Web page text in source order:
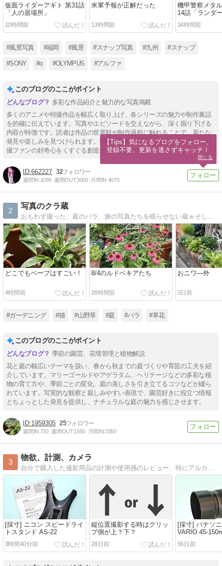
仮面ライダーアギト 第31話
「人の居場所」
10時間前
米軍予報が正解だった
13時間前
機甲警察メタ
14話「ランダ
34時間前
#風景写真 #福岡 #風景 #スナップ写真 #九州 #スナップ
#SONY #α #OLYMPUS #アルファ
このブログのここがポイント
多彩な作品紹介と魅力的な写真掲載
多くのアニメや特撮作品を幅広く取り上げ、各シリーズの魅力や制作裏話
を的確に伝えています。写真やエピソードを交えながら、深く掘り下げる
内容が特徴です。読者は作品の世界観や制作過程に触れることで、新たな
発見や楽しみを見つけられます。情報の充実と丁寧な解説で、アニメ・特
撮ファンの好奇心をくすぐる創造的な一冊となっています。
662227 32
週間IN:1090 週間OUT:3000 月間IN:4070
2
写真のクラ蔵
おもわず撮った、庭のバラ、旅の写真たちを眠らせない蔵ｗそしてときどき猫ブログ(=^・^=)
どこでもベープはすごい！
4時間前
8/4のルドベキアたち
28時間前
おニワ―外
3日前
#ガーデニング #猫 #山野草 #庭 #バラ #草花
このブログのここがポイント
季節の園芸、花壇管理と植物解説
花と庭の幅広いテーマを扱い、春から秋までの庭づくりや育苗の工夫を紹
介しています。マリーゴールドやアゲラタム、ヘリテージなどの多彩な植
物の育て方や、季節ごとの変化、庭の美しさを引き立てるコツなどが綴ら
れています。写実的な観察と親しみやすい表現で、園芸好きに役立つ情報
とちょっとした発見を提供し、ナチュラルな庭の魅力を感じさせます。
1959305 25
週間IN:730 週間OUT:1550 月間IN:3350
3
物欲、計測、カメラ
自分で購入した撮影用品の計測や使用感のレビュー、特にアルカスイス互換のクランプやプレートは他社製品との互換性もチェックしています。「買わずに悔やむより買って悔やむ」がモットー
[採寸] ニコン スピードライ
トスタンド AS-22
3時間40分前
縦位置撮影する時はグリッ
プ側が上？下？
28日前
[採寸] パナソ
VARIO 45-
フード有り寸
56日前
【Tips】気になるブログをフォロー。
登録不要。更新を逃さずキャッチ！
閉じる